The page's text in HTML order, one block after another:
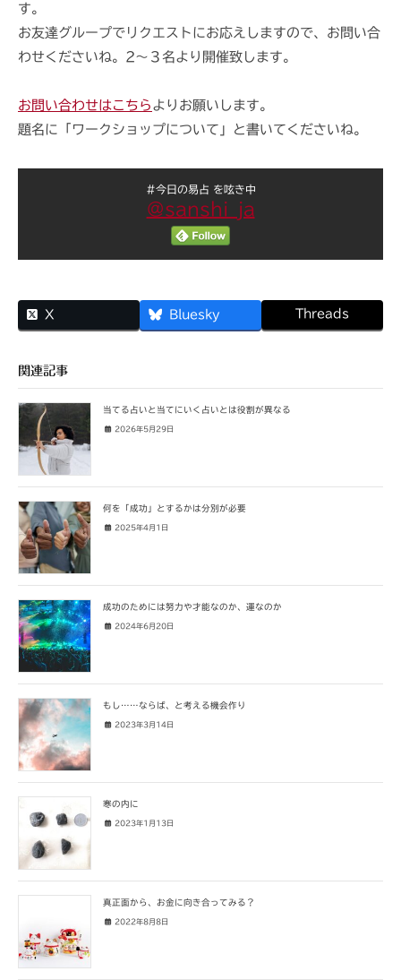
す。
お友達グループでリクエストにお応えしますので、お問い合
わせくださいね。2〜３名より開催致します。
お問い合わせはこちら よりお願いします。
題名に「ワークショップについて」と書いてくださいね。
#今日の易占 を呟き中
@sanshi_ja
X Bluesky Threads
関連記事
当てる占いと当てにいく占いとは役割が異なる
2026年5月29日
何を「成功」とするかは分別が必要
2025年4月1日
成功のためには努力や才能なのか、運なのか
2024年6月20日
もし……ならば、と考える機会作り
2023年3月14日
寒の内に
2023年1月13日
真正面から、お金に向き合ってみる？
2022年8月8日